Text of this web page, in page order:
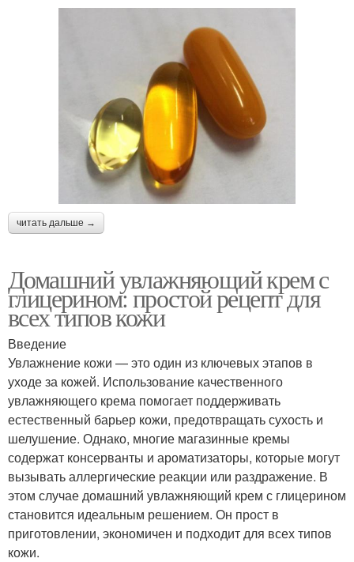
читать дальше →
Домашний увлажняющий крем с
глицерином: простой рецепт для
всех типов кожи
Введение
Увлажнение кожи — это один из ключевых этапов в
уходе за кожей. Использование качественного
увлажняющего крема помогает поддерживать
естественный барьер кожи, предотвращать сухость и
шелушение. Однако, многие магазинные кремы
содержат консерванты и ароматизаторы, которые могут
вызывать аллергические реакции или раздражение. В
этом случае домашний увлажняющий крем с глицерином
становится идеальным решением. Он прост в
приготовлении, экономичен и подходит для всех типов
кожи.